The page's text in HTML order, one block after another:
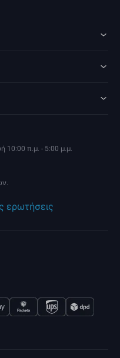
10:00 π.μ. - 5:00 μ.μ.
ερωτήσεις